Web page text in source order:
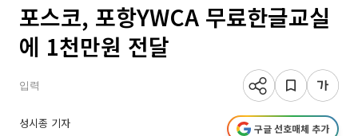
포스코, 포항YWCA 무료한글교실
에 1천만원 전달
입력
성시종 기자 구글 선호매체 추가